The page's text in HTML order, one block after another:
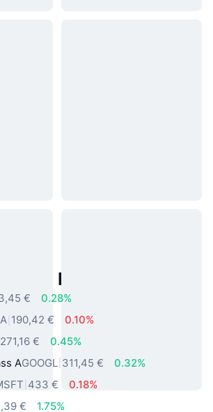
Réel Populaires
€
0.28%
190,42 €
0.10%
271,16 €
0.45%
AGOOGL 311,45 €
0.32%
433 €
0.18%
€ 1.75%